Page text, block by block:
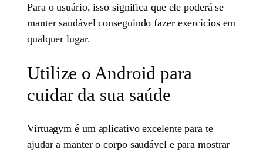
Para o usuário, isso significa que ele poderá se
manter saudável conseguindo fazer exercícios em
qualquer lugar.
Utilize o Android para
cuidar da sua saúde
Virtuagym é um aplicativo excelente para te
ajudar a manter o corpo saudável e para mostrar